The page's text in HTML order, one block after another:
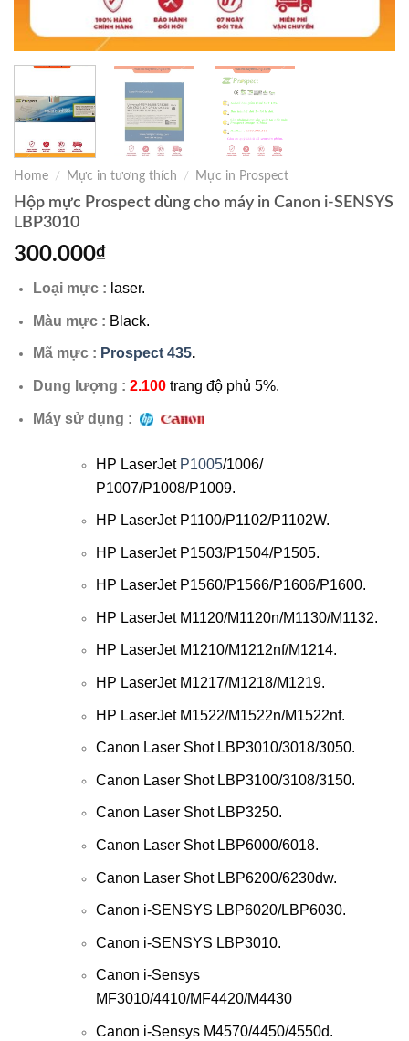
Home / Mực in tương thích / Mực in Prospect
Hộp mực Prospect dùng cho máy in Canon i-SENSYS
LBP3010
300.000₫
Loại mực : laser.
Màu mực : Black.
Mã mực : Prospect 435.
Dung lượng : 2.100 trang độ phủ 5%.
Máy sử dụng :
HP LaserJet P1005/1006/
P1007/P1008/P1009.
HP LaserJet P1100/P1102/P1102W.
HP LaserJet P1503/P1504/Р1505.
HP LaserJet P1560/P1566/P1606/P1600.
HP LaserJet M1120/M1120n/M1130/M1132.
HP LaserJet M1210/M1212nf/M1214.
HP LaserJet M1217/M1218/M1219.
HP LaserJet M1522/M1522n/M1522nf.
Canon Laser Shot LBP3010/3018/3050.
Canon Laser Shot LBP3100/3108/3150.
Canon Laser Shot LBP3250.
Canon Laser Shot LBP6000/6018.
Canon Laser Shot LBP6200/6230dw.
Canon i-SENSYS LBP6020/LBP6030.
Canon i-SENSYS LBP3010.
Canon i-Sensys
MF3010/4410/MF4420/M4430
Canon i-Sensys M4570/4450/4550d.